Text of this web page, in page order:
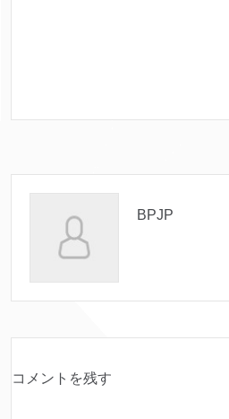
BPJP
コメントを残す